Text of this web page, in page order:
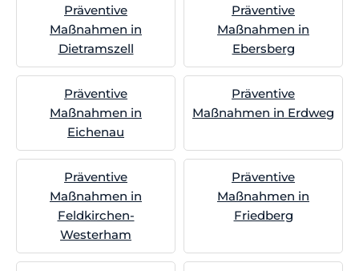
Präventive
Maßnahmen in
Dietramszell
Präventive
Maßnahmen in
Ebersberg
Präventive
Maßnahmen in
Eichenau
Präventive
Maßnahmen in Erdweg
Präventive
Maßnahmen in
Feldkirchen-
Westerham
Präventive
Maßnahmen in
Friedberg